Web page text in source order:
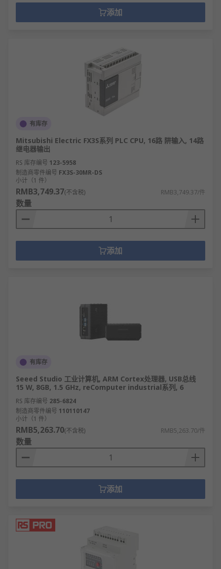
添加
有库存
Mitsubishi Electric FX3S系列 PLC CPU, 16路 阱输入, 14路
继电器输出
RS 库存编号 123-5958
制造商零件编号 FX3S-30MR-DS
小计（1 件）
RMB3,749.37(不含税) RMB3,749.37/件
数量
添加
有库存
Seeed Studio 工业计算机, ARM Cortex处理器, USB总线
15 W, 8GB, 1.5 GHz, reComputer industrial系列, 6
RS 库存编号 285-6824
制造商零件编号 110110147
小计（1 件）
RMB5,263.70(不含税) RMB5,263.70/件
数量
添加